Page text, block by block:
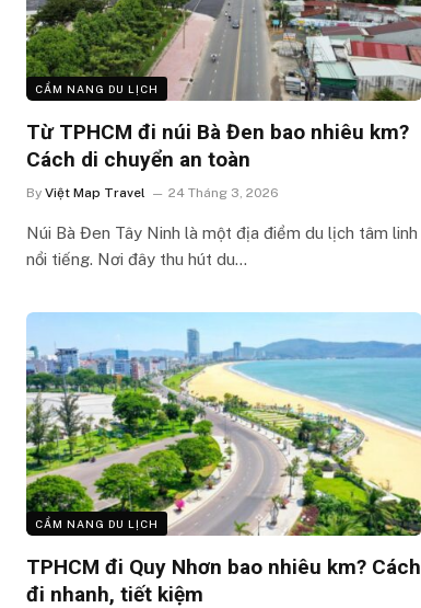
CẨM NANG DU LỊCH
Từ TPHCM đi núi Bà Đen bao nhiêu km?
Cách di chuyển an toàn
By Việt Map Travel 24 Tháng 3, 2026
Núi Bà Đen Tây Ninh là một địa điểm du lịch tâm linh
nổi tiếng. Nơi đây thu hút du…
CẨM NANG DU LỊCH
TPHCM đi Quy Nhơn bao nhiêu km? Cách
đi nhanh, tiết kiệm